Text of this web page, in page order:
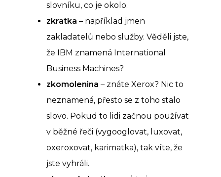
slovníku, co je okolo.
zkratka – například jmen
zakladatelů nebo služby. Věděli jste,
že IBM znamená International
Business Machines?
zkomolenina – znáte Xerox? Nic to
neznamená, přesto se z toho stalo
slovo. Pokud to lidi začnou používat
v běžné řeči (vygooglovat, luxovat,
oxeroxovat, karimatka), tak víte, že
jste vyhráli.